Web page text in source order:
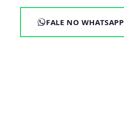
FALE NO WHATSAPP